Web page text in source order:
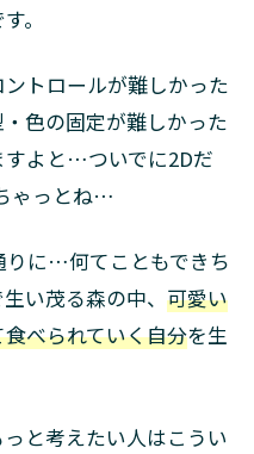
。
トロールが難しかった
色の固定が難しかった
すよと…ついでに2Dだ
ゃっとね…
りに…何てこともできち
い茂る森の中、 可愛い
べられていく自分を生
と考えたい人はこうい